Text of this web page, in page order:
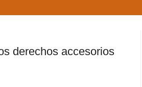
derechos accesorios